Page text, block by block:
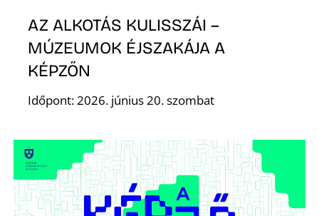
AZ ALKOTÁS KULISSZÁI –
MÚZEUMOK ÉJSZAKÁJA A
KÉPZŐN
Időpont: 2026. június 20. szombat